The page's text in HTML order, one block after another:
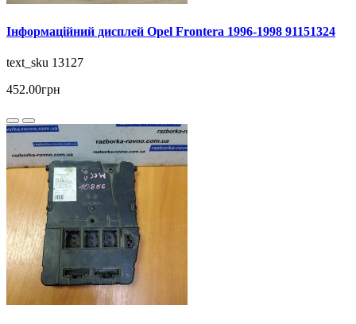
Інформаційний дисплей Opel Frontera 1996-1998 91151324
text_sku 13127
452.00грн